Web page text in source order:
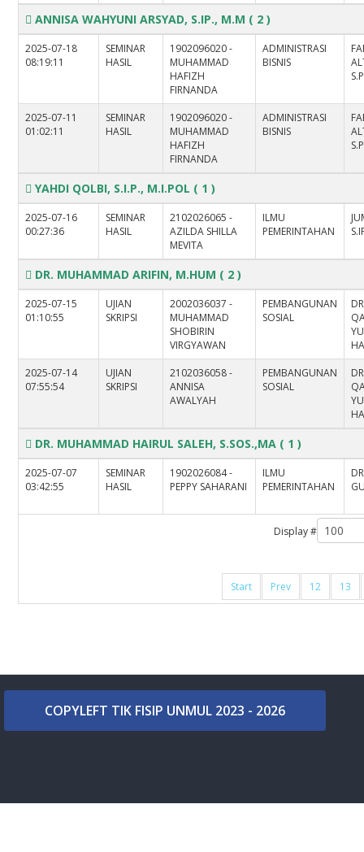
Display #
Start Prev 12 13
ANNISA WAHYUNI ARSYAD, S.IP., M.M ( 2 )
2025-07-18
08:19:11
SEMINAR
HASIL
1902096020 -
MUHAMMAD
HAFIZH
FIRNANDA
ADMINISTRASI
BISNIS
2025-07-11
01:02:11
SEMINAR
HASIL
1902096020 -
MUHAMMAD
HAFIZH
FIRNANDA
ADMINISTRASI
BISNIS
YAHDI QOLBI, S.I.P., M.I.POL ( 1 )
2025-07-16
00:27:36
SEMINAR
HASIL
2102026065 -
AZILDA SHILLA
MEVITA
ILMU
PEMERINTAHAN
DR. MUHAMMAD ARIFIN, M.HUM ( 2 )
2025-07-15
01:10:55
UJIAN
SKRIPSI
2002036037 -
MUHAMMAD
SHOBIRIN
VIRGYAWAN
PEMBANGUNAN
SOSIAL
2025-07-14
07:55:54
UJIAN
SKRIPSI
2102036058 -
ANNISA
AWALYAH
PEMBANGUNAN
SOSIAL
DR. MUHAMMAD HAIRUL SALEH, S.SOS.,MA ( 1 )
2025-07-07
03:42:55
SEMINAR
HASIL
1902026084 -
PEPPY SAHARANI
ILMU
PEMERINTAHAN
COPYLEFT TIK FISIP UNMUL 2023 - 2026